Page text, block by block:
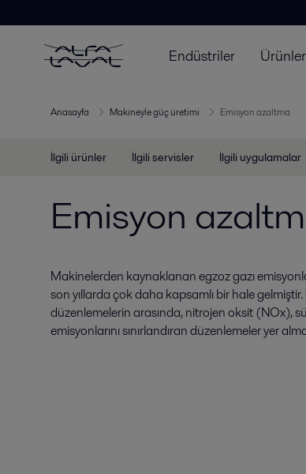
Endüstriler
Anasayfa Makineyle güç üretimi Emisyon azaltma
İlgili ürünler İlgili servisler İlgili uygulamalar
Emisyon
Makinelerden kaynaklanan egzoz gazı
son yıllarda çok daha kapsamlı bir hale
düzenlemelerin arasında, nitrojen oksit (NOx),
emisyonlarını sınırlandıran düzenlemeler yer